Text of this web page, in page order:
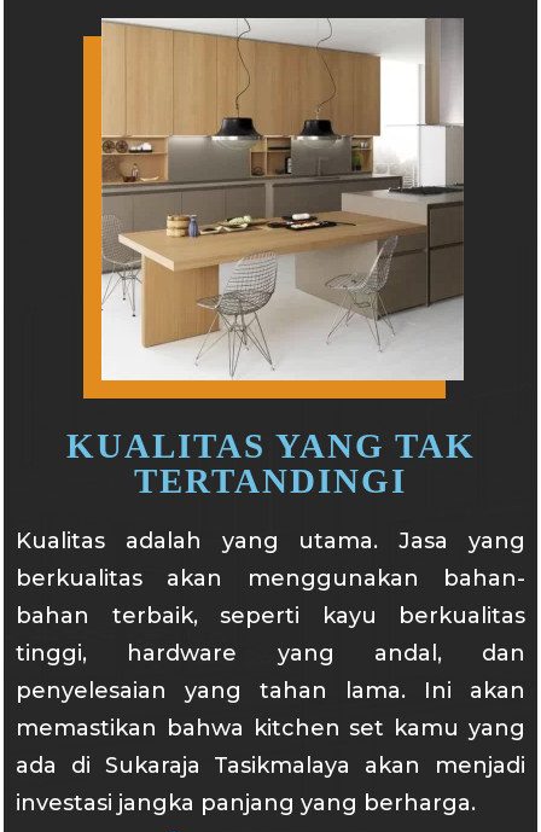
KUALITAS YANG TAK
TERTANDINGI
Kualitas adalah yang utama. Jasa yang
berkualitas akan menggunakan bahan-
bahan terbaik, seperti kayu berkualitas
tinggi, hardware yang andal, dan
penyelesaian yang tahan lama. Ini akan
memastikan bahwa kitchen set kamu yang
ada di Sukaraja Tasikmalaya akan menjadi
investasi jangka panjang yang berharga.